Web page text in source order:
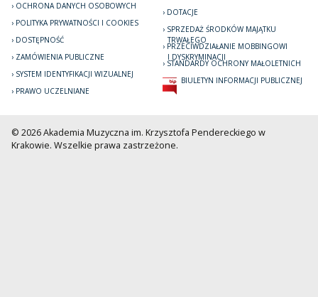
OCHRONA DANYCH OSOBOWYCH
POLITYKA PRYWATNOŚCI I COOKIES
DOSTĘPNOŚĆ
ZAMÓWIENIA PUBLICZNE
SYSTEM IDENTYFIKACJI WIZUALNEJ
PRAWO UCZELNIANE
DOTACJE
SPRZEDAŻ ŚRODKÓW MAJĄTKU
TRWAŁEGO
PRZECIWDZIAŁANIE MOBBINGOWI
I DYSKRYMINACJI
STANDARDY OCHRONY MAŁOLETNICH
BIULETYN INFORMACJI PUBLICZNEJ
© 2026 Akademia Muzyczna im. Krzysztofa Pendereckiego w
Krakowie. Wszelkie prawa zastrzeżone.